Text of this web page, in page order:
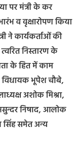
पर मंत्री के कर
व वृक्षारोपण किया
ने कार्यकर्ताओं की
निस्तारण के
के हित में काम
विधायक भूपेश चौबे,
अशोक मिश्रा,
निषाद, आलोक
सिंह समेत अन्य